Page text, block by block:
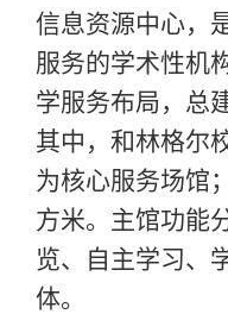
信息资源中心，
服务的学术性机
学服务布局，总
其中，和林格尔
为核心服务场馆
方米。主馆功能
览、自主学习、
体。